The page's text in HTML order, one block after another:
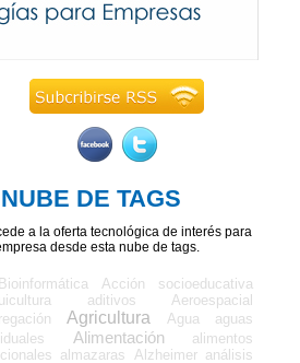
NUBE DE TAGS
a la oferta tecnológica de interés para
desde esta nube de tags.
Acción socioeducativa
aditivos
Aeroespacial
Agricultura Agua
aguas
Alimentación
alimentos
almazaras Alzheimer análisis